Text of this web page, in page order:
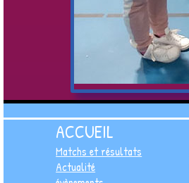
ACCUEIL
Matchs et résultats
Actualité